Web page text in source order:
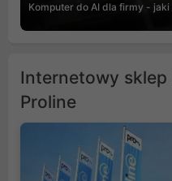
Komputer do AI dla firmy -
Internetowy
Proline